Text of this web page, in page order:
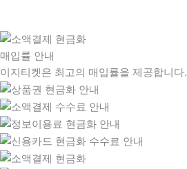
매입률 안내
이지티켓은 최고의 매입률을 제공합니다.